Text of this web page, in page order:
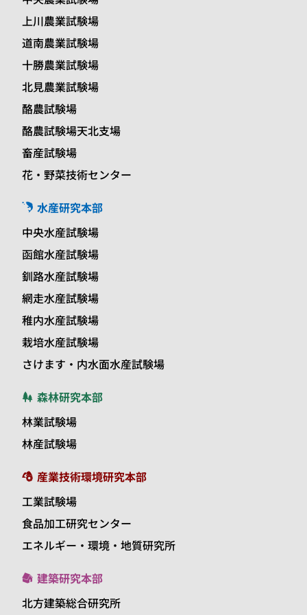
上川農業試験場
道南農業試験場
十勝農業試験場
北見農業試験場
酪農試験場
酪農試験場天北支場
畜産試験場
花・野菜技術センター
水産研究本部
中央水産試験場
函館水産試験場
釧路水産試験場
網走水産試験場
稚内水産試験場
栽培水産試験場
さけます・内水面水産試験場
森林研究本部
林業試験場
林産試験場
産業技術環境研究本部
工業試験場
食品加工研究センター
エネルギー・環境・地質研究所
建築研究本部
北方建築総合研究所